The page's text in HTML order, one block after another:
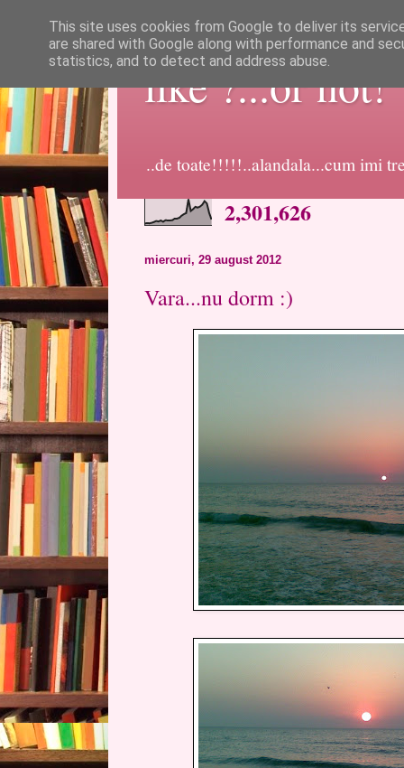
like ?...or not!
..de toate!!!!!..alandala...cum imi
2,301,626
miercuri, 29 august 2012
Vara...nu dorm :)
This site uses cookies from Google to deliver its
are shared with Google along with performance and
statistics, and to detect and address abuse.